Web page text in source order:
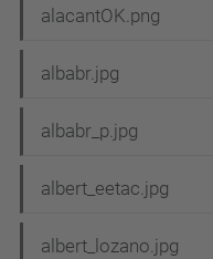
alacantOK.png
albabr.jpg
albabr_p.jpg
albert_eetac.jpg
albert_lozano.jpg